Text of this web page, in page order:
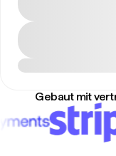
Gebaut mit